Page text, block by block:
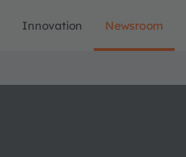
Innovation Newsroom